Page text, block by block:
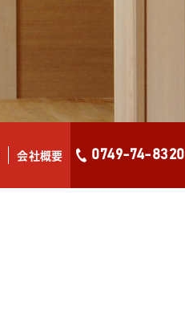
会社概要 0749-74-8320